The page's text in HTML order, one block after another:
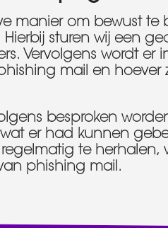
manier om bewust
sturen wij een
Vervolgens wordt er
mail en hoever
besproken
er had kunnen
te herhalen,
phishing mail.